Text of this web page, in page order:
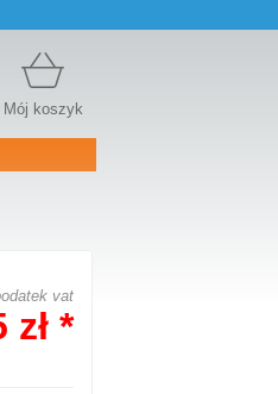
Mój koszyk
vat
zł *